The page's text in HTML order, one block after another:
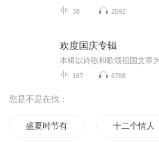
38 2592
欢度国庆专辑
167 6788
您是不是在找：
盛夏时节有你真好 十二个情人节